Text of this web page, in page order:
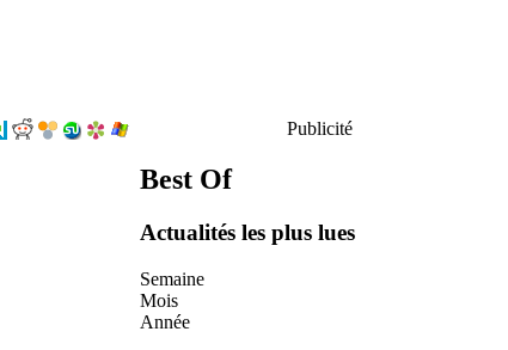
Publicité
Best Of
Actualités les plus lues
Semaine
Mois
Année